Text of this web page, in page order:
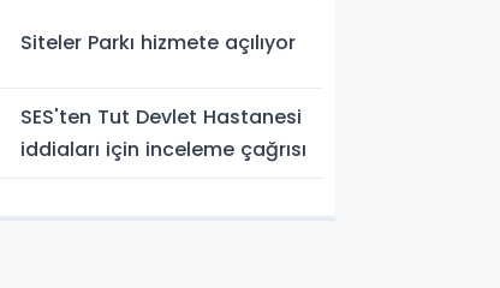
Siteler Parkı hizmete açılıyor
SES'ten Tut Devlet Hastanesi
iddiaları için inceleme çağrısı